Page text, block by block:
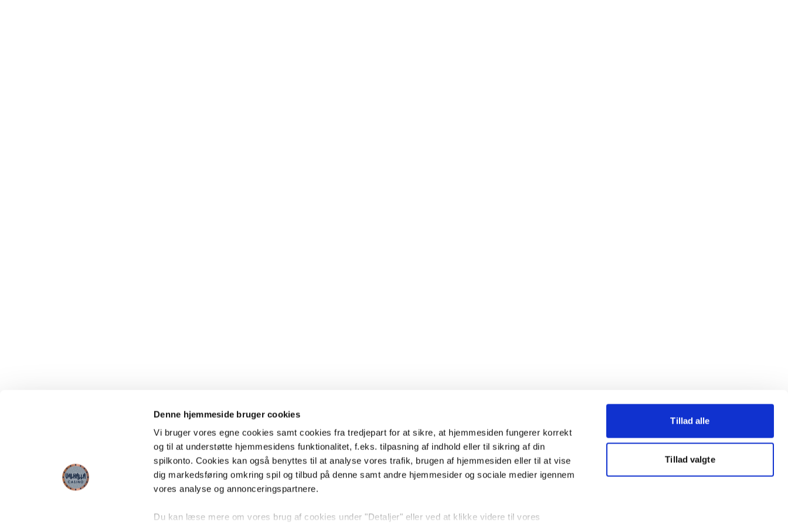
Denne hjemmeside bruger cookies
Vi bruger vores egne cookies samt cookies fra tredjepart for at sikre, at hjemmesiden fungerer korrekt
og til at understøtte hjemmesidens funktionalitet, f.eks. tilpasning af indhold eller til sikring af din
spilkonto. Cookies kan også benyttes til at analyse vores trafik, brugen af hjemmesiden eller til at vise
dig markedsføring omkring spil og tilbud på denne samt andre hjemmesider og sociale medier igennem
vores analyse og annonceringspartnere.
Du kan læse mere om vores brug af cookies under "Detaljer" eller ved at klikke videre til vores
Tillad alle
Tillad valgte